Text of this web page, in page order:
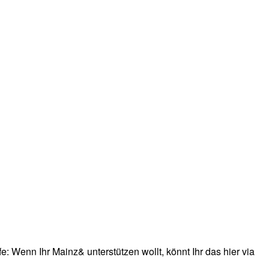
Wenn Ihr Mainz& unterstützen wollt, könnt Ihr das hier via